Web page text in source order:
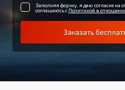
Заполняя форму, я даю согласие на
соглашаюсь с Политикой в
Заказать